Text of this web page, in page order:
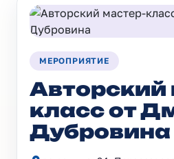
МЕРОПРИЯТИЕ
Авторский
класс от
Дубровина